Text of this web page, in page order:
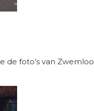
de foto’s van